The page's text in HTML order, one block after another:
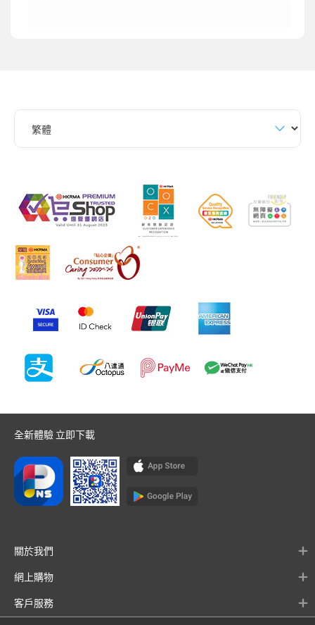
全新體驗 立即下載
關於我們
網上購物
客戶服務